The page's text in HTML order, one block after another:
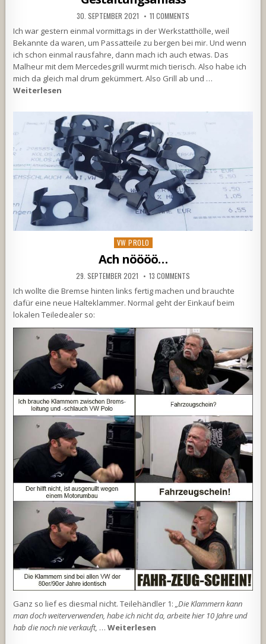
30. SEPTEMBER 2021 11 COMMENTS
Ich war gestern einmal vormittags in der Werkstatthölle, weil
Bekannte da waren, um Passatteile zu bergen bei mir. Und wenn
ich schon einmal rausfahre, dann mach ich auch etwas. Das
Malheur mit dem Mercedesgrill wurmt mich tierisch. Also habe ich
mich da gleich mal drum gekümmert. Also Grill ab und …
Weiterlesen
Posted
in
VW PROLO
Ach nöööö…
29. SEPTEMBER 2021 13 COMMENTS
Ich wollte die Bremse hinten links fertig machen und brauchte
dafür eine neue Halteklammer. Normal geht der Einkauf beim
lokalen Teiledealer so:
Ganz so lief es diesmal nicht. Teilehändler 1:„Die Klammern kann
man doch weiterverwenden, habe ich nicht da, arbeite hier 10 Jahre und
hab die noch nie verkauft, …Weiterlesen